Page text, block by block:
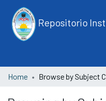
Repositorio
Home Browse by Subject